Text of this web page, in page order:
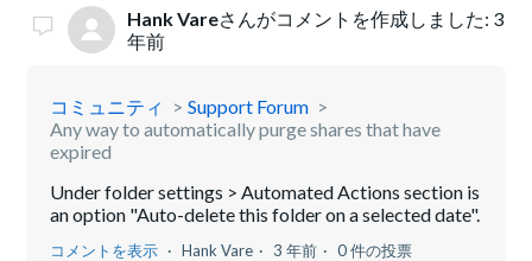
Hank Vareさんがコメントを作成しました: 3
年前
コミュニティ
Support Forum
Any way to automatically purge shares that have
expired
Under folder settings > Automated Actions section is
an option "Auto-delete this folder on a selected date".
コメントを表示 Hank Vare 3 年前 0 件の投票